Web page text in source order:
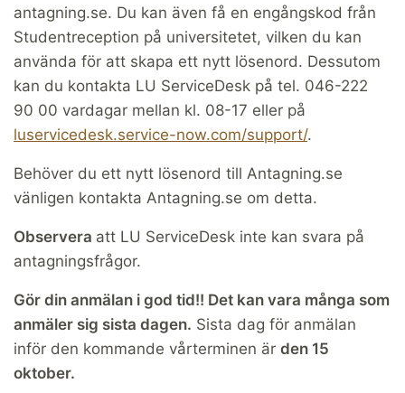
antagning.se. Du kan även få en engångskod från
Studentreception på universitetet, vilken du kan
använda för att skapa ett nytt lösenord. Dessutom
kan du kontakta LU ServiceDesk på tel. 046-222
90 00 vardagar mellan kl. 08-17 eller på
luservicedesk.service-now.com/support/.
Behöver du ett nytt lösenord till Antagning.se
vänligen kontakta Antagning.se om detta.
Observera att LU ServiceDesk inte kan svara på
antagningsfrågor.
Gör din anmälan i god tid!! Det kan vara många som
anmäler sig sista dagen. Sista dag för anmälan
inför den kommande vårterminen är den 15
oktober.